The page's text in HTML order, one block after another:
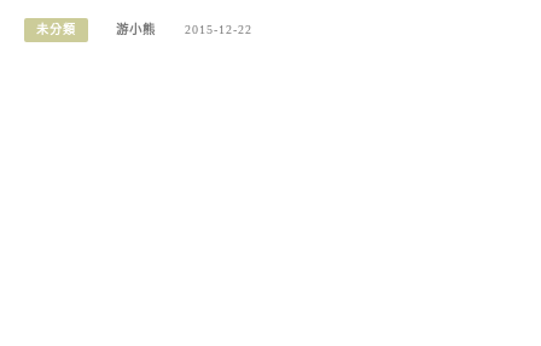
未分類 游小熊 2015-12-22